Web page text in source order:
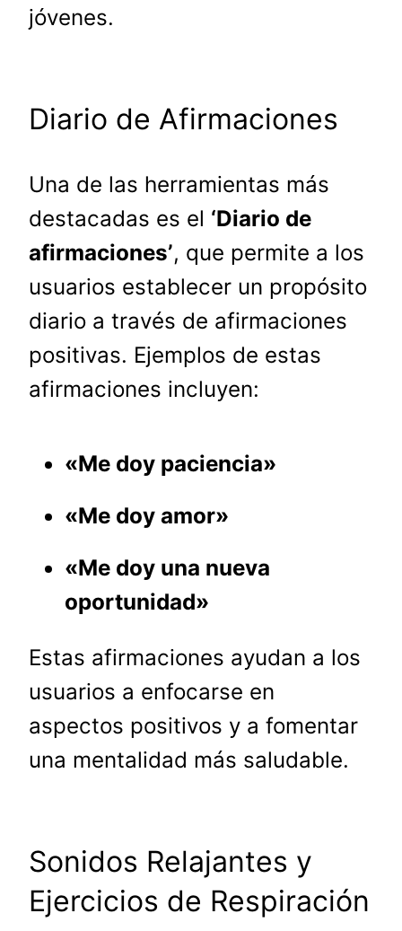
jóvenes.
Diario de Afirmaciones
Una de las herramientas más
destacadas es el ‘Diario de
afirmaciones’, que permite a los
usuarios establecer un propósito
diario a través de afirmaciones
positivas. Ejemplos de estas
afirmaciones incluyen:
«Me doy paciencia»
«Me doy amor»
«Me doy una nueva
oportunidad»
Estas afirmaciones ayudan a los
usuarios a enfocarse en
aspectos positivos y a fomentar
una mentalidad más saludable.
Sonidos Relajantes y
Ejercicios de Respiración